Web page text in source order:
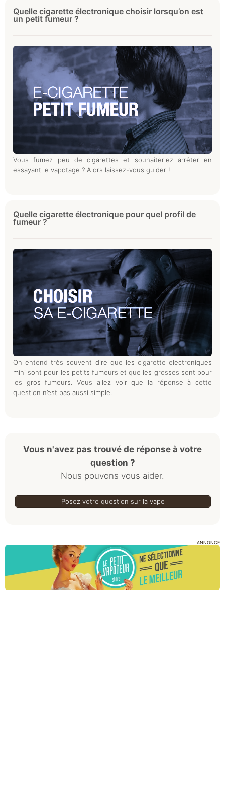
Quelle cigarette électronique choisir lorsqu’on est
un petit fumeur ?
Vous fumez peu de cigarettes et souhaiteriez arrêter en
essayant le vapotage ? Alors laissez-vous guider !
Quelle cigarette électronique pour quel profil de
fumeur ?
On entend très souvent dire que les cigarette electroniques
mini sont pour les petits fumeurs et que les grosses sont pour
les gros fumeurs. Vous allez voir que la réponse à cette
question n’est pas aussi simple.
Vous n'avez pas trouvé de réponse à votre
question ?
Nous pouvons vous aider.
Posez votre question sur la vape
ANNONCE